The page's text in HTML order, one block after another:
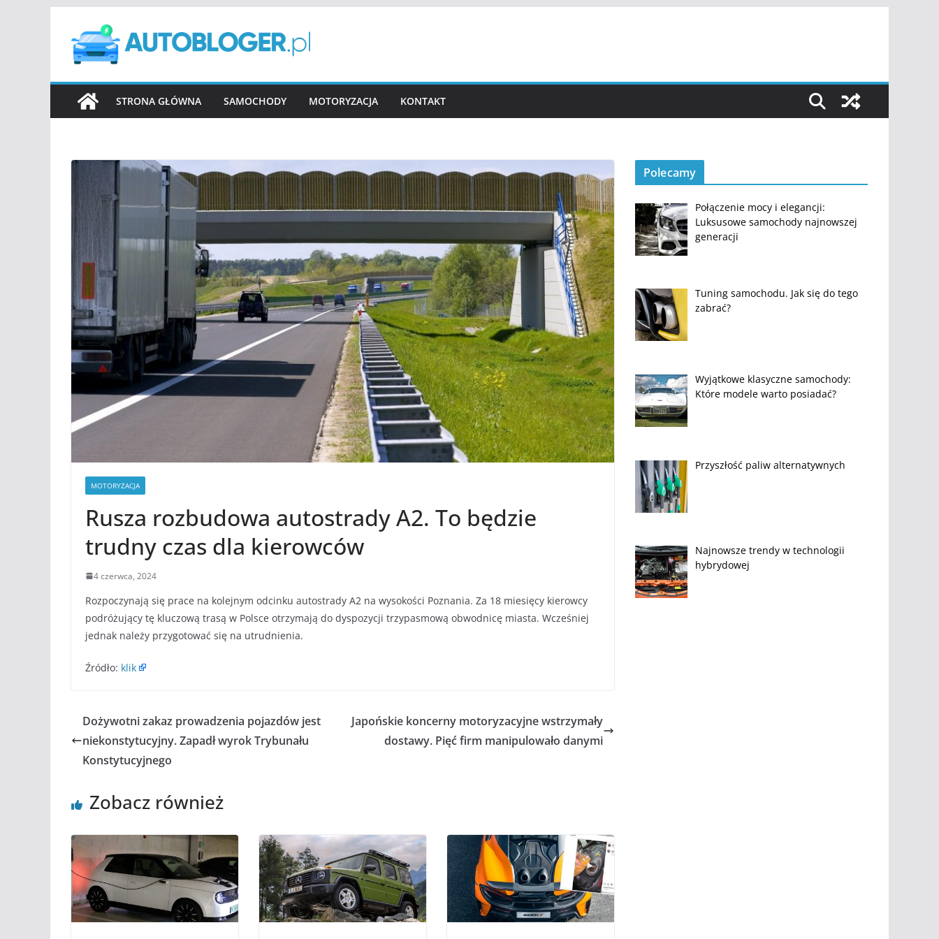
treści
STRONA GŁÓWNA SAMOCHODY MOTORYZACJA KONTAKT
MOTORYZACJA
Rusza rozbudowa autostrady A2. To będzie
trudny czas dla kierowców
4 czerwca, 2024
Rozpoczynają się prace na kolejnym odcinku autostrady A2 na wysokości Poznania. Za 18 miesięcy kierowcy
podróżujący tę kluczową trasą w Polsce otrzymają do dyspozycji trzypasmową obwodnicę miasta. Wcześniej
jednak należy przygotować się na utrudnienia.
Źródło: klik
Dożywotni zakaz prowadzenia pojazdów jest
niekonstytucyjny. Zapadł wyrok Trybunału
Konstytucyjnego
Japońskie koncerny motoryzacyjne wstrzymały
dostawy. Pięć firm manipulowało danymi
Zobacz również
Polecamy
Połączenie mocy i elegancji:
Luksusowe samochody najnowszej
generacji
Tuning samochodu. Jak się do tego
zabrać?
Wyjątkowe klasyczne samochody:
Które modele warto posiadać?
Przyszłość paliw alternatywnych
Najnowsze trendy w technologii
hybrydowej